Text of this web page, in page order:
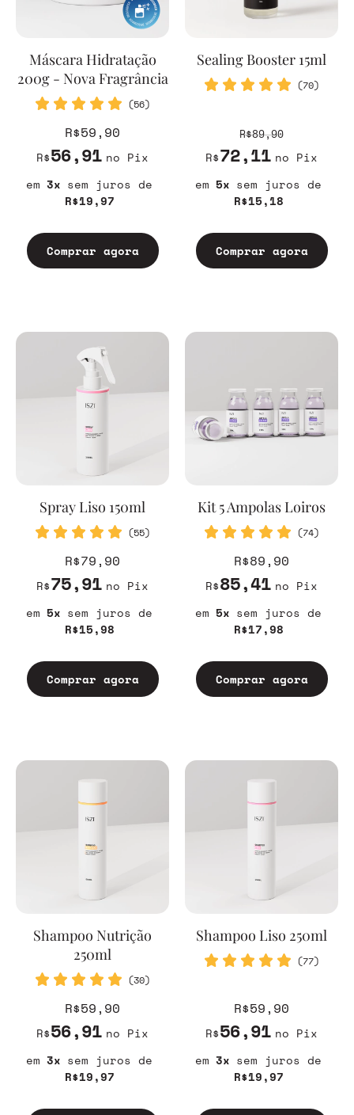
Máscara Hidratação
200g - Nova Fragrância
(56)
R$59,90
R$56,91 no Pix
3
R$19,97
sem juros
Comprar agora
Sealing Booster 15ml
(70)
R$89,90
R$72,11 no Pix
5
R$15,18
sem juros
Comprar agora
Spray Liso 150ml
(55)
R$79,90
R$75,91 no Pix
5
R$15,98
sem juros
Comprar agora
Kit 5 Ampolas Loiros
(74)
R$89,90
R$85,41 no Pix
5
R$17,98
sem juros
Comprar agora
Shampoo Nutrição
250ml
(30)
R$59,90
R$56,91 no Pix
3
R$19,97
sem juros
Shampoo Liso 250ml
(77)
R$59,90
R$56,91 no Pix
3
R$19,97
sem juros